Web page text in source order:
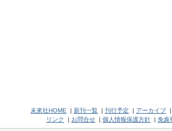
未來社HOME | 新刊一覧 | 刊行予定 | アーカイブ |
リンク
| お問合せ | 個人情報保護方針 | 免責